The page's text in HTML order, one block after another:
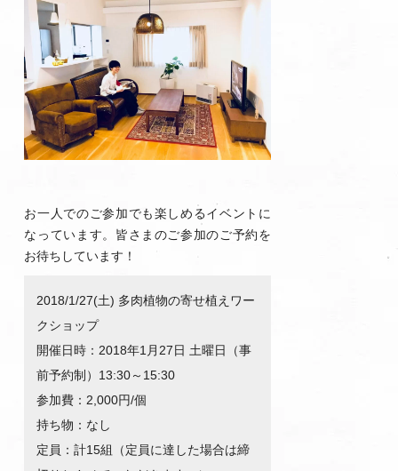
お一人でのご参加でも楽しめるイベントに
なっています。皆さまのご参加のご予約を
お待ちしています！
2018/1/27(土) 多肉植物の寄せ植えワー
クショップ
開催日時：2018年1月27日 土曜日（事
前予約制）13:30～15:30
参加費：2,000円/個
持ち物：なし
定員：計15組（定員に達した場合は締